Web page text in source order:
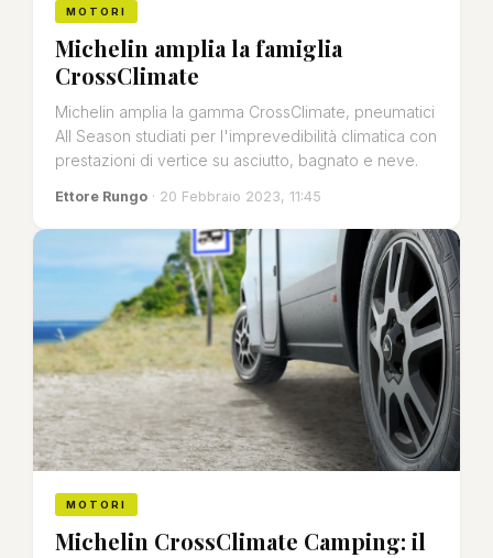
MOTORI
Michelin amplia la famiglia
CrossClimate
Michelin amplia la gamma CrossClimate, pneumatici
All Season studiati per l'imprevedibilità climatica con
prestazioni di vertice su asciutto, bagnato e neve.
Ettore Rungo · 20 Febbraio 2023, 11:45
MOTORI
Michelin CrossClimate Camping: il